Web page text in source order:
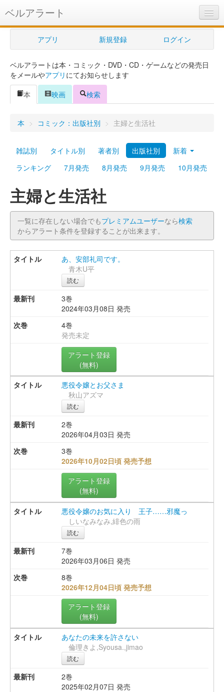
ベルアラート
ベルアラートとは
ヘルプ
新規登録
ログイン
Myシェルフ
プレミアム
アプリ 新規登録 ログイン
ベルアラートは本・コミック・DVD・CD・ゲームなどの発売日
をメールやアプリ にてお知らせします
本
映画 検索
本 > コミック：出版社別 > 主婦と生活社
雑誌別 タイトル別 著者別 出版社別
新着
ランキング
7月発売 8月発売 9月発売 10月発売
主婦と生活社
一覧に存在しない場合でもプレミアムユーザーなら検索
からアラート条件を登録することが出来ます。
あ、安部礼司です。
青木U平
読む
3巻
2024年03月08日 発売
4巻
発売未定
アラート登録
(無料)
悪役令嬢とお父さま
秋山アズマ
読む
2巻
2026年04月03日 発売
3巻
2026年10月02日頃 発売予想
アラート登録
(無料)
悪役令嬢のお気に入り 王子……邪魔っ
しいなみなみ,緋色の雨
読む
7巻
2026年03月06日 発売
8巻
2026年12月04日頃 発売予想
アラート登録
(無料)
あなたの未来を許さない
倫理きよ,Syousa.,jimao
読む
2巻
2025年02月07日 発売